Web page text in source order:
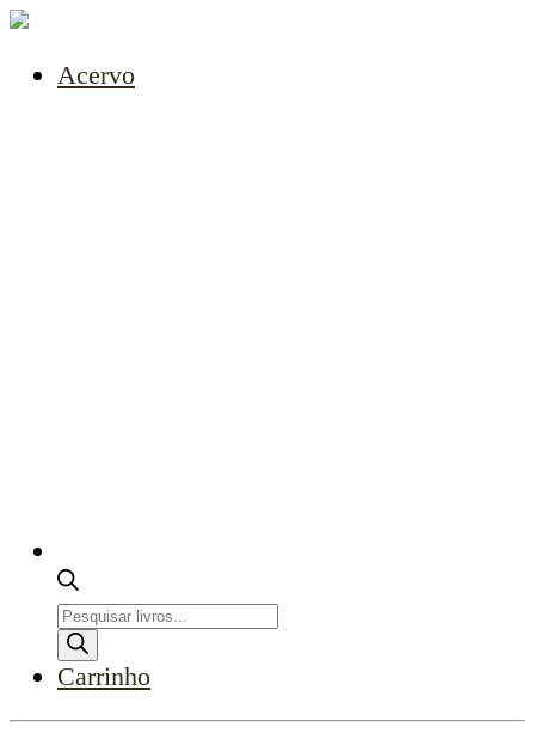
Acervo
Pesquisar
produtos
Carrinho